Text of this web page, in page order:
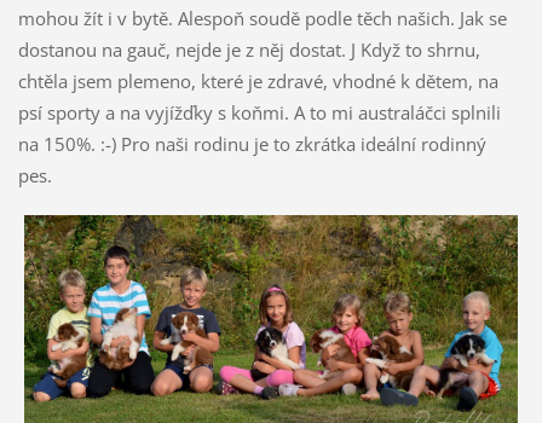
mohou žít i v bytě. Alespoň soudě podle těch našich. Jak se
dostanou na gauč, nejde je z něj dostat. J Když to shrnu,
chtěla jsem plemeno, které je zdravé, vhodné k dětem, na
psí sporty a na vyjížďky s koňmi. A to mi australáčci splnili
na 150%. :-) Pro naši rodinu je to zkrátka ideální rodinný
pes.